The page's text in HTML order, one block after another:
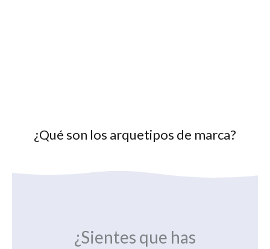
¿Qué son los arquetipos de marca?
¿Sientes que has